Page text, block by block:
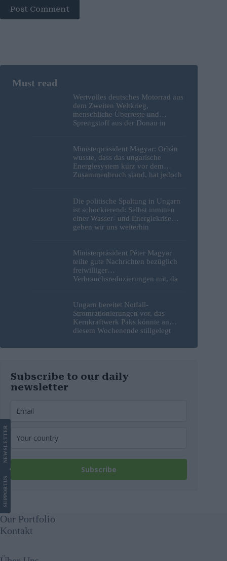
Post Comment
Wertvolles deutsches Motorrad aus
dem Zweiten Weltkrieg,
menschliche Überreste und
Sprengstoff aus der Donau in
Ministerpräsident Magyar: Orbán
wusste, dass das ungarische
Energiesystem kurz vor dem
Zusammenbruch stand, hat jedoch
Die politische Spaltung in Ungarn
ist schockierend: Selbst inmitten
einer Wasser- und Energiekrise
geben wir uns weiterhin
Ministerpräsident Péter Magyar
teilte gute Nachrichten bezüglich
freiwilliger
Verbrauchsreduzierungen mit, da
Ungarn bereitet Notfall-
Stromrationierungen vor, das
Kernkraftwerk Paks könnte an
diesem Wochenende stillgelegt
Subscribe to our daily
newsletter
Subscribe
SUPPORT
US
NEWS
LETTER
Our Portfolio
Kontakt